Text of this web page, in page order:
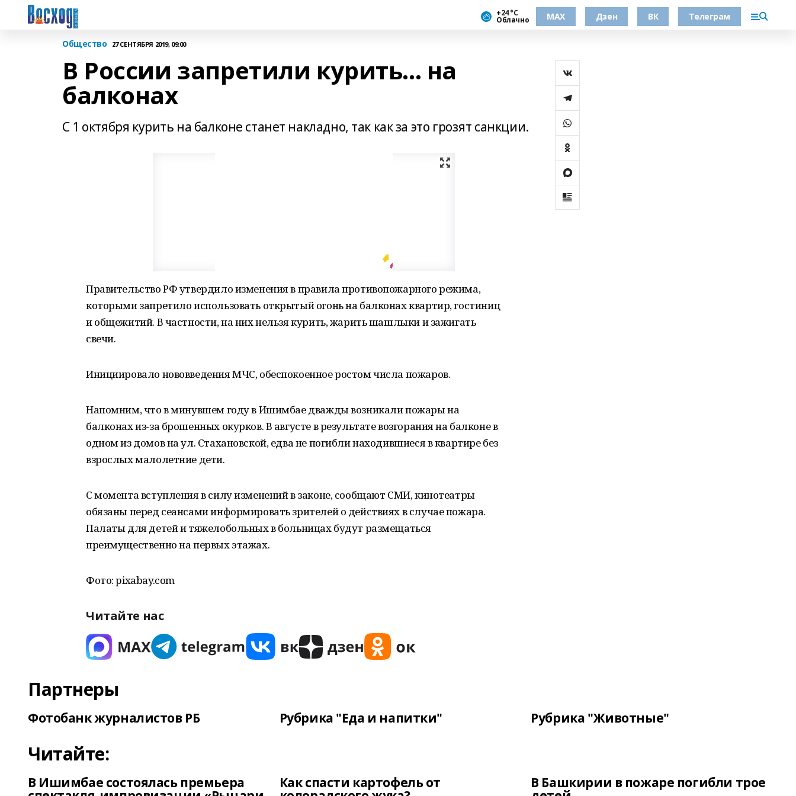
+24 °С
Облачно МАХ Дзен ВК Телеграм
Общество 27 СЕНТЯБРЯ 2019, 09:00
В России запретили курить... на
балконах
С 1 октября курить на балконе станет накладно, так как за это грозят санкции.
Правительство РФ утвердило изменения в правила противопожарного режима,
которыми запретило использовать открытый огонь на балконах квартир, гостиниц
и общежитий. В частности, на них нельзя курить, жарить шашлыки и зажигать
свечи.
Инициировало нововведения МЧС, обеспокоенное ростом числа пожаров.
Напомним, что в минувшем году в Ишимбае дважды возникали пожары на
балконах из-за брошенных окурков. В августе в результате возгорания на балконе в
одном из домов на ул. Стахановской, едва не погибли находившиеся в квартире без
взрослых малолетние дети.
С момента вступления в силу изменений в законе, сообщают СМИ, кинотеатры
обязаны перед сеансами информировать зрителей о действиях в случае пожара.
Палаты для детей и тяжелобольных в больницах будут размещаться
преимущественно на первых этажах.
Фото: pixabay.com
Читайте нас
Партнеры
Фотобанк журналистов РБ Рубрика "Еда и напитки" Рубрика "Животные"
Читайте:
В Ишимбае состоялась премьера Как спасти картофель от В Башкирии в пожаре погибли трое